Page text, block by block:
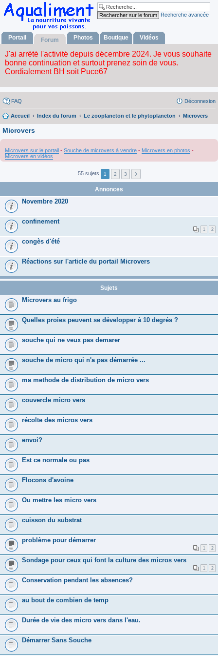
Recherche avancée
Portail Forum Photos Boutique Vidéos
FAQ Déconnexion
Accueil Index du forum Le zooplancton et le phytoplancton Microvers
Microvers
Microvers sur le portail - Souche de microvers à vendre - Microvers en photos -
Microvers en vidéos
55 sujets 1 2 3
Annonces
Novembre 2020
confinement
1 2
congès d'été
Réactions sur l'article du portail Microvers
Sujets
Microvers au frigo
Quelles proies peuvent se développer à 10 degrés ?
souche qui ne veux pas demarer
souche de micro qui n'a pas démarrée ...
ma methode de distribution de micro vers
couvercle micro vers
récolte des micros vers
envoi?
Est ce normale ou pas
Flocons d'avoine
Ou mettre les micro vers
cuisson du substrat
problème pour démarrer
1 2
Sondage pour ceux qui font la culture des micros vers
1 2
Conservation pendant les absences?
au bout de combien de temp
Durée de vie des micro vers dans l'eau.
Démarrer Sans Souche